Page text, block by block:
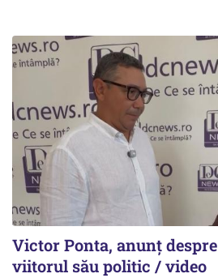
Victor Ponta, anunț
viitorul său politic / video